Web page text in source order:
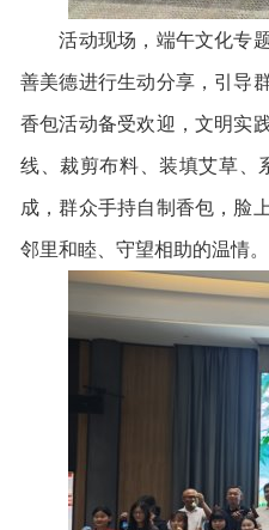
活动现场，端午文化专题
善美德进行生动分享，引导
香包活动备受欢迎，文明实
线、裁剪布料、装填艾草、
成，群众手持自制香包，脸
邻里和睦、守望相助的温情。